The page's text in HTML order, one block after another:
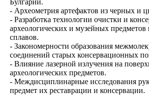
Булгарии.
- Археометрия артефактов из черных и
- Разработка технологии очистки и
археологических и музейных
сплавов.
- Закономерности образования
соединений старых консервационных
- Влияние лазерной излучения на
археологических предметов.
- Междисциплинарные исследования
предмет их реставрации и консервации.